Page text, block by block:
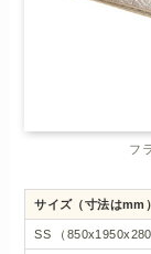
フ
サイズ（寸法はmm）
SS （850x1950x280